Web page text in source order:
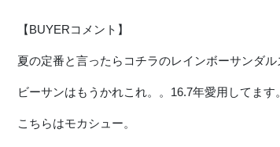
The
【BUYERコメント】
夏の定番と言ったらコチラのレインボーサンダル
ビーサンはもうかれこれ。。16.7年愛用してます
こちらはモカシュー。